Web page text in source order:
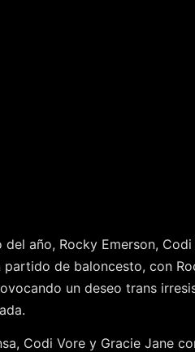
año, Rocky Emerson,
de baloncesto, con
un deseo trans
Codi Vore y Gracie Jane